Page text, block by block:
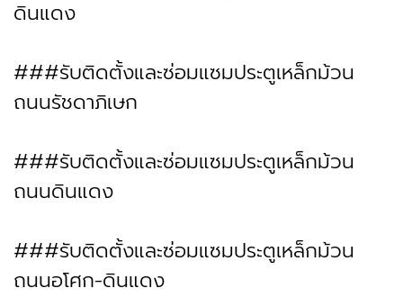
ดินแดง
###รับติดตั้งและซ่อมแซมประตูเหล็กม้วน
ถนนรัชดาภิเษก
###รับติดตั้งและซ่อมแซมประตูเหล็กม้วน
ถนนดินแดง
###รับติดตั้งและซ่อมแซมประตูเหล็กม้วน
ถนนอโศก-ดินแดง